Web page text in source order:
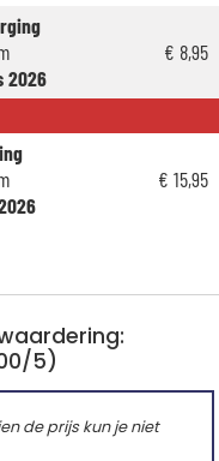
5)
de prijs kun je niet
2026
€ 8,95
€ 15,95